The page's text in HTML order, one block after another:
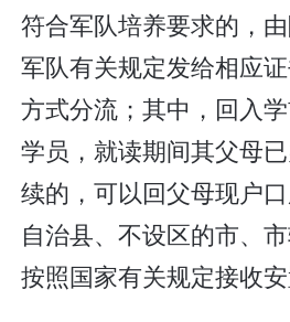
符合军队培养要求的，
军队有关规定发给相应
方式分流；其中，回入
学员，就读期间其父母
续的，可以回父母现户口
自治县、不设区的市、
按照国家有关规定接收安